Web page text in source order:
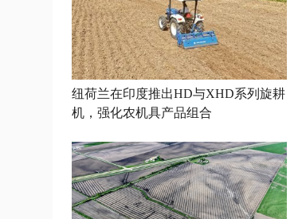
纽荷兰在印度推出HD与XHD系列旋耕
机，强化农机具产品组合